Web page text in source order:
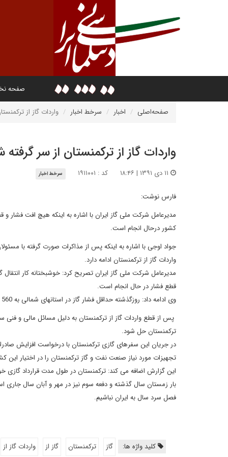
صفحه
صفحه‌اصلی اخبار سرخط اخبار واردات گاز از
واردات گاز از ترکمنستان از سر
کد : ۱۹۱۱۰۰۱ سرخط اخبار
فارس نوشت:
مدیرعامل شرکت ملی گاز ایران با اشاره به اینکه هیچ افت فشار و
کشور درحال انجام است.
جواد اوجی با اشاره به اینکه پس از مذاکرات صورت گرفته با
واردات گاز از ترکمنستان ادامه دارد.
مدیرعامل شرکت ملی گاز ایران تصریح کرد: خوشبختانه کار
قطع فشار در حال انجام است.
وی ادامه داد: روزگذشته حداقل فشار گاز در استانهای شمالی به 560 بار نیز رسید.
پس از قطع واردات گاز از ترکمنستان به دلیل مسائل مالی و
ترکمنستان حل شود.
تجهیزات مورد نیاز صنعت نفت و گاز ترکمنستان را در اختیار این
بار زمستان سال گذشته و دفعه سوم نیز در مهر و آبان سال جاری
فصل سرد سال به ایران نباشیم.
کلید واژه ها: گاز ترکمنستان گاز از واردات گاز از